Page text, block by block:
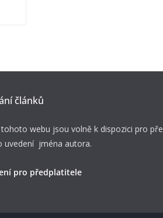
článků
webu jsou volně k dispozici pro
uvedení jména autora.
pro předplatitele